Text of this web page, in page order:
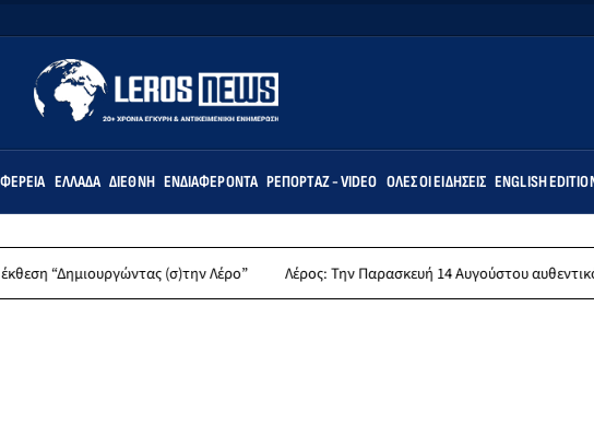
ΕΛΛΆΔΑ ΔΙΕΘΝΉ ΕΝΔΙΑΦΈΡΟΝΤΑ ΡΕΠΟΡΤΆΖ - VIDEO ΌΛΕΣ ΟΙ ΕΙΔΉΣΕΙΣ ENGLISH
(σ)την Λέρο” Λέρος: Την Παρασκευή 14 Αυγούστου αυθεντικό